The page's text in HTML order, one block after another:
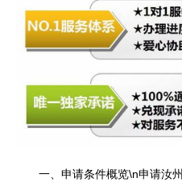
一、申请条件概览\n申请汝